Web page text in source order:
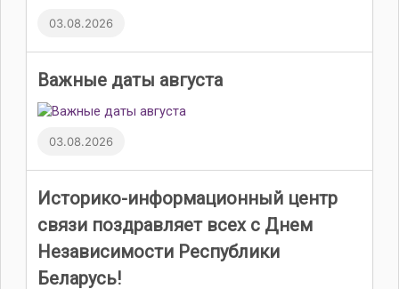
03.08.2026
Важные даты августа
03.08.2026
Историко-информационный центр
связи поздравляет всех с Днем
Независимости Республики
Беларусь!